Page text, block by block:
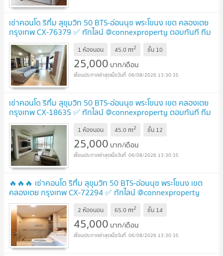
เช่าคอนโด ริทึ่ม สุขุมวิท 50 BTS-อ่อนนุช พระโขนง เขต คลองเตย
กรุงเทพ CX-76379 ✅ ทักไลน์ @connexproperty ตอบทันที ทีม
งานมืออาชีพ ✅ UPDATE !
1 ห้องนอน 45.0 m2 ชั้น 10
25,000 บาท/เดือน
06/08/2026 13:30:35
เช่าคอนโด ริทึ่ม สุขุมวิท 50 BTS-อ่อนนุช พระโขนง เขต คลองเตย
กรุงเทพ CX-18635 ✅ ทักไลน์ @connexproperty ตอบทันที ทีม
งานมืออาชีพ ✅ UPDATE !
1 ห้องนอน 45.0 m2 ชั้น 12
25,000 บาท/เดือน
06/08/2026 13:30:35
🔥🔥🔥 เช่าคอนโด ริทึ่ม สุขุมวิท 50 BTS-อ่อนนุช พระโขนง เขต
คลองเตย กรุงเทพ CX-72294 ✅ ทักไลน์ @connexproperty
ตอบทันที ทีมงานมืออาชีพ ✅ 🔥🔥🔥
2 ห้องนอน 65.0 m2 ชั้น 14
45,000 บาท/เดือน
06/08/2026 13:30:35